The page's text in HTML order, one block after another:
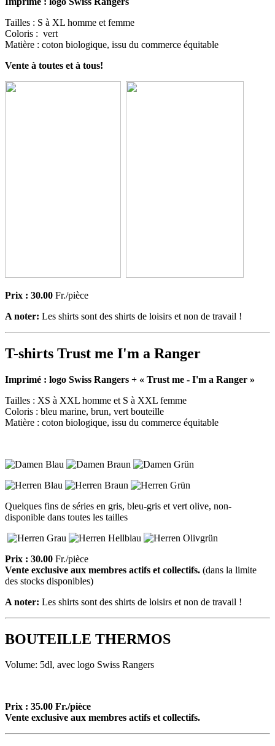
Tailles : S à XL homme et femme
Coloris : vert
Matière : coton biologique, issu du commerce équitable
Vente à toutes et à tous!
Prix : 30.00 Fr./pièce
A noter: Les shirts sont des shirts de loisirs et non de travail !
T-shirts Trust me I'm a Ranger
Imprimé : logo Swiss Rangers + « Trust me - I'm a Ranger »
Tailles : XS à XXL homme et S à XXL femme
Coloris : bleu marine, brun, vert bouteille
Matière : coton biologique, issu du commerce équitable
Quelques fins de séries en gris, bleu-gris et vert olive, non-
disponible dans toutes les tailles
Prix : 30.00 Fr./pièce
Vente exclusive aux membres actifs et collectifs. (dans la limite
des stocks disponibles)
A noter: Les shirts sont des shirts de loisirs et non de travail !
BOUTEILLE THERMOS
Volume: 5dl, avec logo Swiss Rangers
Prix : 35.00 Fr./pièce
Vente exclusive aux membres actifs et collectifs.